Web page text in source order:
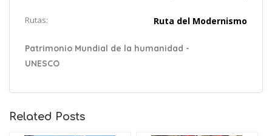
Rutas: Ruta del Modernismo
Patrimonio Mundial de la humanidad -
UNESCO
Related Posts